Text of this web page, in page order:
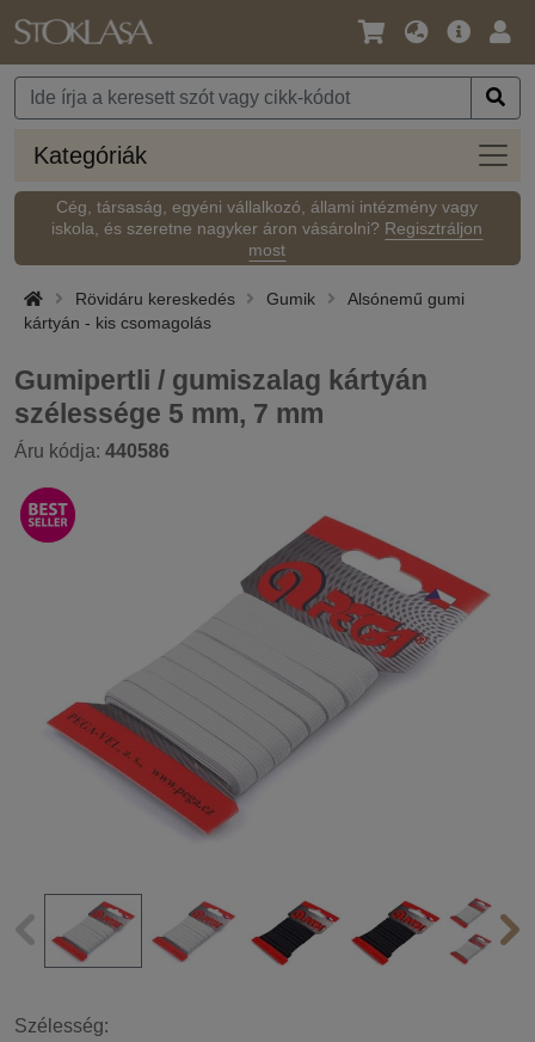
Nyelv
Pénznem
Fő
Kategóriák
Cég, társaság, egyéni vállalkozó, állami intézmény vagy
iskola, és szeretne nagyker áron vásárolni? Regisztráljon
most
Rövidáru kereskedés Gumik
Alsónemű gumi
kártyán - kis csomagolás
Gumipertli / gumiszalag kártyán
szélessége 5 mm, 7 mm
Áru kódja: 440586
Szélesség: